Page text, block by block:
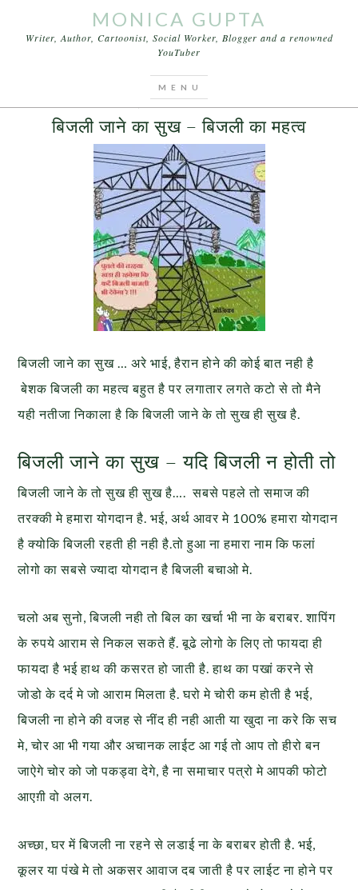
MONICA GUPTA
Writer, Author, Cartoonist, Social Worker, Blogger and a renowned
YouTuber
बिजली जाने का सुख – बिजली का महत्व
बिजली जाने का सुख … अरे भाई, हैरान होने की कोई बात नही है
बेशक बिजली का महत्व बहुत है पर लगातार लगते कटो से तो मैने
यही नतीजा निकाला है कि बिजली जाने के तो सुख ही सुख है.
बिजली जाने का सुख – यदि बिजली न होती तो
बिजली जाने के तो सुख ही सुख है…. सबसे पहले तो समाज की
तरक्की मे हमारा योगदान है. भई, अर्थ आवर मे 100% हमारा योगदान
है क्योकि बिजली रहती ही नही है.तो हुआ ना हमारा नाम कि फलां
लोगो का सबसे ज्यादा योगदान है बिजली बचाओ मे.
चलो अब सुनो, बिजली नही तो बिल का खर्चा भी ना के बराबर. शापिंग
के रुपये आराम से निकल सकते हैं. बूढे लोगो के लिए तो फायदा ही
फायदा है भई हाथ की कसरत हो जाती है. हाथ का पखां करने से
जोडो के दर्द मे जो आराम मिलता है. घरो मे चोरी कम होती है भई,
बिजली ना होने की वजह से नींद ही नही आती या खुदा ना करे कि सच
मे, चोर आ भी गया और अचानक लाईट आ गई तो आप तो हीरो बन
जाऐगे चोर को जो पकड्वा देगे, है ना समाचार पत्रो मे आपकी फोटो
आएग़ी वो अलग.
अच्छा, घर में बिजली ना रहने से लडाई ना के बराबर होती है. भई,
कूलर या पंखे मे तो अकसर आवाज दब जाती है पर लाईट ना होने पर